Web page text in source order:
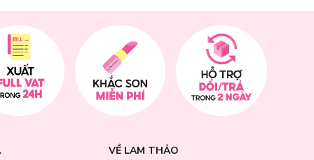
trang điểm
rỡ mọi lúc.
VỀ LAM THẢO